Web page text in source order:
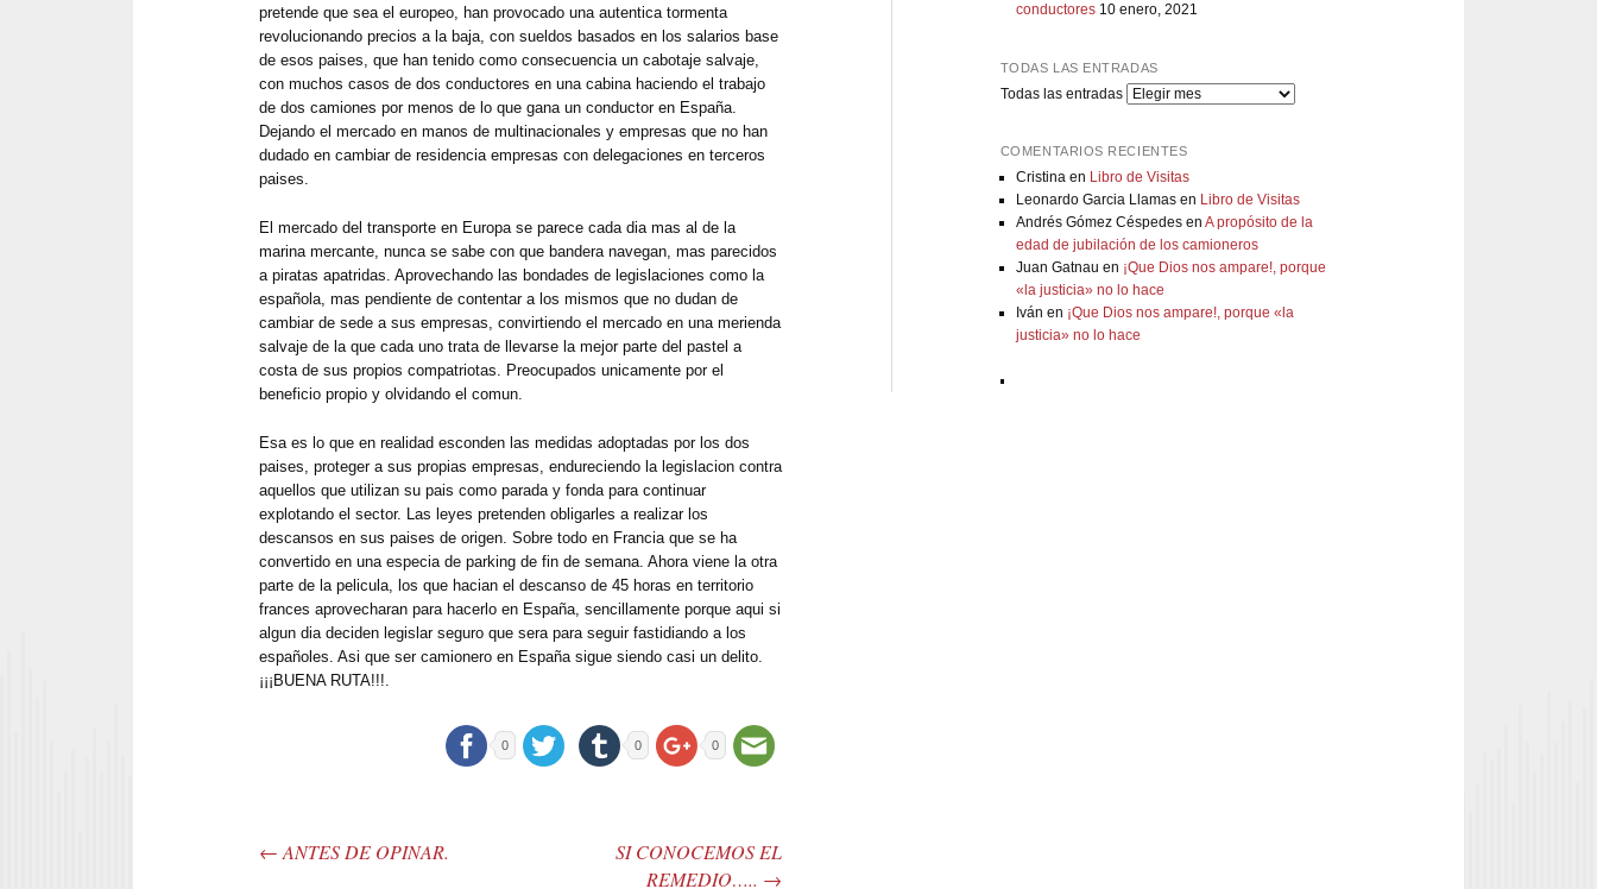
pretende que sea el europeo, han provocado una autentica tormenta
revolucionando precios a la baja, con sueldos basados en los salarios base
de esos paises, que han tenido como consecuencia un cabotaje salvaje,
con muchos casos de dos conductores en una cabina haciendo el trabajo
de dos camiones por menos de lo que gana un conductor en España.
Dejando el mercado en manos de multinacionales y empresas que no han
dudado en cambiar de residencia empresas con delegaciones en terceros
paises.
El mercado del transporte en Europa se parece cada dia mas al de la
marina mercante, nunca se sabe con que bandera navegan, mas parecidos
a piratas apatridas. Aprovechando las bondades de legislaciones como la
española, mas pendiente de contentar a los mismos que no dudan de
cambiar de sede a sus empresas, convirtiendo el mercado en una merienda
salvaje de la que cada uno trata de llevarse la mejor parte del pastel a
costa de sus propios compatriotas. Preocupados unicamente por el
beneficio propio y olvidando el comun.
Esa es lo que en realidad esconden las medidas adoptadas por los dos
paises, proteger a sus propias empresas, endureciendo la legislacion contra
aquellos que utilizan su pais como parada y fonda para continuar
explotando el sector. Las leyes pretenden obligarles a realizar los
descansos en sus paises de origen. Sobre todo en Francia que se ha
convertido en una especia de parking de fin de semana. Ahora viene la otra
parte de la pelicula, los que hacian el descanso de 45 horas en territorio
frances aprovecharan para hacerlo en España, sencillamente porque aqui si
algun dia deciden legislar seguro que sera para seguir fastidiando a los
españoles. Asi que ser camionero en España sigue siendo casi un delito.
¡¡¡BUENA RUTA!!!.
0 0 0
← ANTES DE OPINAR.
SI CONOCEMOS EL
REMEDIO….. →
conductores 10 enero, 2021
TODAS LAS ENTRADAS
Todas las entradas
COMENTARIOS RECIENTES
Cristinaen Libro de Visitas
Leonardo Garcia Llamasen Libro de Visitas
Andrés Gómez Céspedesen A propósito de la
edad de jubilación de los camioneros
Juan Gatnau en ¡Que Dios nos ampare!, porque
«la justicia» no lo hace
Iván en ¡Que Dios nos ampare!, porque «la
justicia» no lo hace